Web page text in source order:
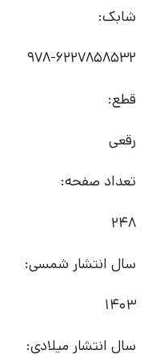
شابک:
قطع:
رقعی
تعداد صفحه:
248
سال انتشار شمسی:
1403
سال انتشار میلادی: